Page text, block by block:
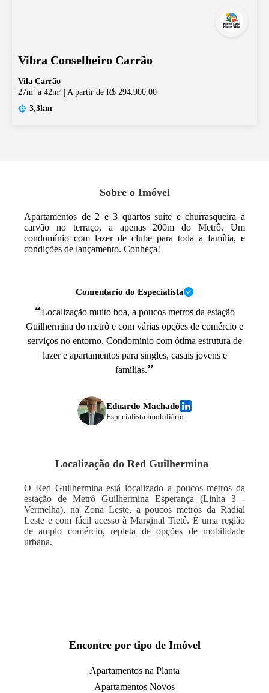
Vibra Conselheiro Carrão
Vila Carrão
27m² a 42m²
A partir de R$ 294.900,00
3,3km
Sobre o Imóvel
Apartamentos de 2 e 3 quartos suíte e churrasqueira a
carvão no terraço, a apenas 200m do Metrô. Um
condomínio com lazer de clube para toda a família, e
condições de lançamento. Conheça!
Comentário do Especialista
“Localização muito boa, a poucos metros da estação
Guilhermina do metrô e com várias opções de comércio e
serviços no entorno. Condomínio com ótima estrutura de
lazer e apartamentos para singles, casais jovens e
famílias.”
Eduardo Machado
Especialista imobiliário
Localização do Red Guilhermina
O Red Guilhermina está localizado a poucos metros da
estação de Metrô Guilhermina Esperança (Linha 3 -
Vermelha), na Zona Leste, a poucos metros da Radial
Leste e com fácil acesso à Marginal Tietê. É uma região
de amplo comércio, repleta de opções de mobilidade
urbana.
Encontre por tipo de Imóvel
Apartamentos na Planta
Apartamentos Novos